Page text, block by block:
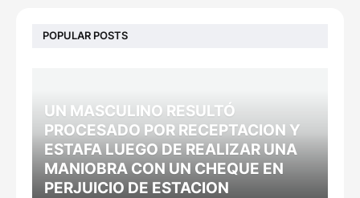
POPULAR POSTS
UN MASCULINO RESULTÓ
PROCESADO POR RECEPTACION Y
ESTAFA LUEGO DE REALIZAR UNA
MANIOBRA CON UN CHEQUE EN
PERJUICIO DE ESTACION